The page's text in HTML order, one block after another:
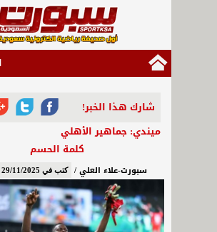
شارك هذا الخبر!
ميندي: جماهير الأهلي
كلمة الحسم
سبورت-علاء العلي / كتب في 29/11/2025 - 2:53 م